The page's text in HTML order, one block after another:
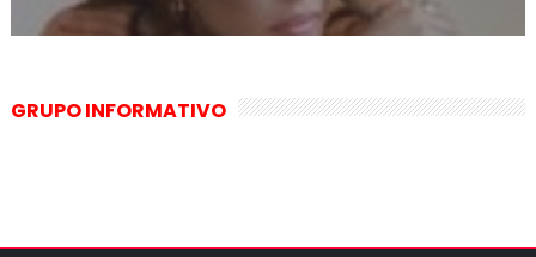
GRUPO INFORMATIVO